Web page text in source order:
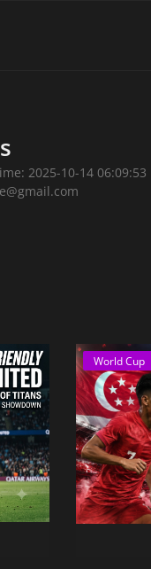
2025-10-14 06:09:53
World Cup